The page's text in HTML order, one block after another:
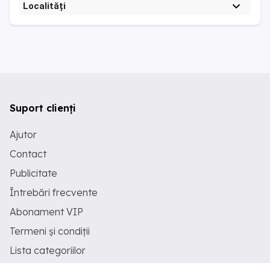
Localități
Suport clienți
Ajutor
Contact
Publicitate
Întrebări frecvente
Abonament VIP
Termeni și condiții
Lista categoriilor